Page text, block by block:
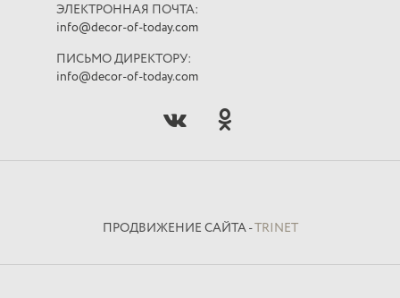
ЭЛЕКТРОННАЯ ПОЧТА:
info@decor-of-today.com
ПИСЬМО ДИРЕКТОРУ:
info@decor-of-today.com
ПРОДВИЖЕНИЕ САЙТА -TRINET